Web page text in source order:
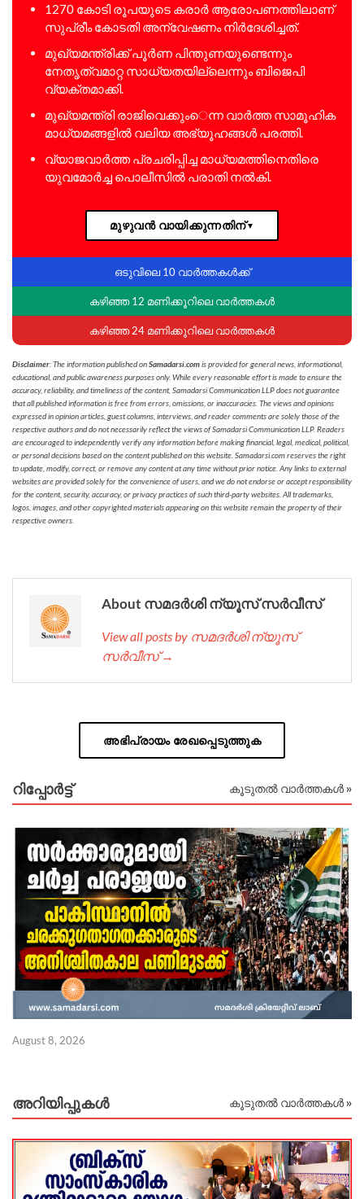
1270 കോടി രൂപയുടെ കരാർ ആരോപണത്തിലാണ്
സുപ്രീം കോടതി അന്വേഷണം നിർദേശിച്ചത്.
മുഖ്യമന്ത്രിക്ക് പൂർണ പിന്തുണയുണ്ടെന്നും
നേതൃത്വമാറ്റ സാധ്യതയില്ലെന്നും ബിജെപി
വ്യക്തമാക്കി.
മുഖ്യമന്ത്രി രാജിവെക്കുംെന്ന വാർത്ത സാമൂഹിക
മാധ്യമങ്ങളിൽ വലിയ അഭ്യൂഹങ്ങൾ പരത്തി.
വ്യാജവാർത്ത പ്രചരിപ്പിച്ച മാധ്യമത്തിനെതിരെ
യുവമോർച്ച പൊലീസിൽ പരാതി നൽകി.
മുഴുവൻ വായിക്കുന്നതിന്▼
ഒടുവിലെ 10 വാർത്തകൾക്ക്
കഴിഞ്ഞ 12 മണിക്കൂറിലെ വാർത്തകൾ
കഴിഞ്ഞ 24 മണിക്കൂറിലെ വാർത്തകൾ
Disclaimer: The information published onSamadarsi.comis provided for general news, informational,
educational, and public awareness purposes only. While every reasonable effort is made to ensure the
accuracy, reliability, and timeliness of the content, Samadarsi Communication LLP does not guarantee
that all published information is free from errors, omissions, or inaccuracies. The views and opinions
expressed in opinion articles, guest columns, interviews, and reader comments are solely those of the
respective authors and do not necessarily reflect the views of Samadarsi Communication LLP. Readers
are encouraged to independently verify any information before making financial, legal, medical, political,
or personal decisions based on the content published on this website. Samadarsi.com reserves the right
to update, modify, correct, or remove any content at any time without prior notice. Any links to external
websites are provided solely for the convenience of users, and we do not endorse or accept responsibility
for the content, security, accuracy, or privacy practices of such third-party websites. All trademarks,
logos, images, and other copyrighted materials appearing on this website remain the property of their
respective owners.
About സമദർശി ന്യൂസ് സർവീസ്
View all posts by സമദർശി ന്യൂസ്
സർവീസ് →
അഭിപ്രായം രേഖപ്പെടുത്തുക
റിപ്പോര്‍ട്ട് കൂടുതൽ വാർത്തകൾ »
August 8, 2026
അറിയിപ്പുകള്‍ കൂടുതൽ വാർത്തകൾ »